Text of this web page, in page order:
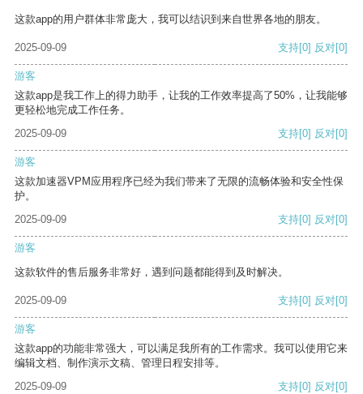
这款app的用户群体非常庞大，我可以结识到来自世界各地的朋友。
2025-09-09 支持[0] 反对[0]
游客
这款app是我工作上的得力助手，让我的工作效率提高了50%，让我能够
更轻松地完成工作任务。
2025-09-09
支持[0] 反对[0]
游客
这款加速器VPM应用程序已经为我们带来了无限的流畅体验和安全性保
护。
2025-09-09
支持[0] 反对[0]
游客
这款软件的售后服务非常好，遇到问题都能得到及时解决。
2025-09-09 支持[0] 反对[0]
游客
这款app的功能非常强大，可以满足我所有的工作需求。我可以使用它来
编辑文档、制作演示文稿、管理日程安排等。
2025-09-09
支持[0] 反对[0]